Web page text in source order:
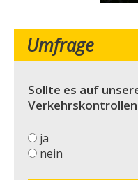
Umfrage
Sollte es auf
ja
nein